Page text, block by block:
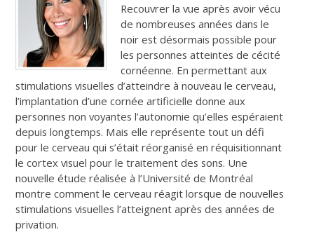
Recouvrer la vue après avoir vécu
de nombreuses années dans le
noir est désormais possible pour
les personnes atteintes de cécité
cornéenne. En permettant aux
stimulations visuelles d’atteindre à nouveau le cerveau,
l’implantation d’une cornée artificielle donne aux
personnes non voyantes l’autonomie qu’elles espéraient
depuis longtemps. Mais elle représente tout un défi
pour le cerveau qui s’était réorganisé en réquisitionnant
le cortex visuel pour le traitement des sons. Une
nouvelle étude réalisée à l’Université de Montréal
montre comment le cerveau réagit lorsque de nouvelles
stimulations visuelles l’atteignent après des années de
privation.